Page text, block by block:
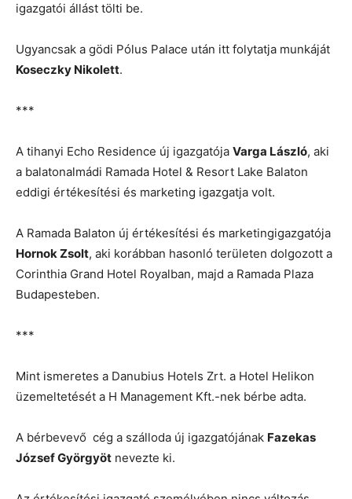
igazgatói állást tölti be.
Ugyancsak a gödi Pólus Palace után itt folytatja munkáját
Koseczky Nikolett.
***
A tihanyi Echo Residence új igazgatója Varga László, aki
a balatonalmádi Ramada Hotel & Resort Lake Balaton
eddigi értékesítési és marketing igazgatja volt.
A Ramada Balaton új értékesítési és marketingigazgatója
Hornok Zsolt, aki korábban hasonló területen dolgozott a
Corinthia Grand Hotel Royalban, majd a Ramada Plaza
Budapesteben.
***
Mint ismeretes a Danubius Hotels Zrt. a Hotel Helikon
üzemeltetését a H Management Kft.-nek bérbe adta.
A bérbevevő cég a szálloda új igazgatójának Fazekas
József Györgyöt nevezte ki.